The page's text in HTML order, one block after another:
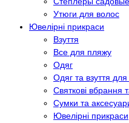
Утюги для волос
Ювелірні прикраси
Взуття
Все для пляжу
Одяг
Одяг та взуття
Святкові вбрання
Сумки та
Ювелірні прикраси